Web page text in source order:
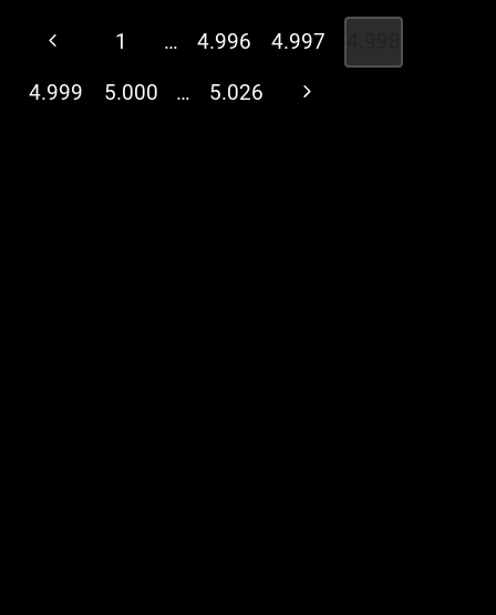
GO
Navigazione
pagina
Pagina
Precedente
1 … 4.996 4.997
4.999
5.000 … 5.026
Pagina